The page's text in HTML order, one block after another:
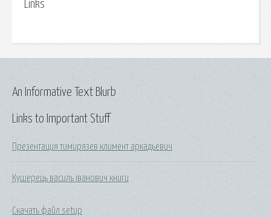
Links
Links to Important Stuff
Презентация тимирязев климент аркадьевич
Кушерець василь іванович книги
Скачать файл setup
An Informative Text Blurb